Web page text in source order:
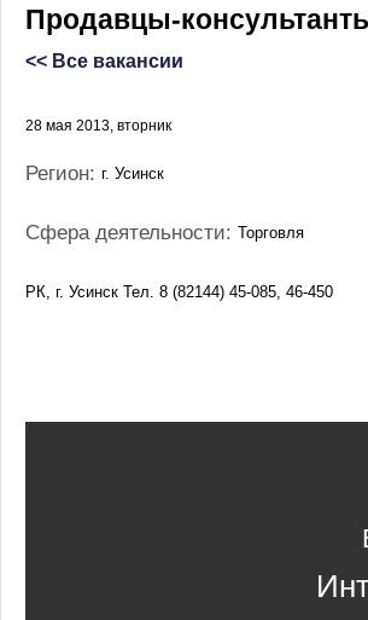
Продавцы-
<< Все вакансии
28 мая 2013, вторник
Регион: г. Усинск
Сфера деятельности: Торговля
РК, г. Усинск Тел. 8 (82144) 45-085, 46-450